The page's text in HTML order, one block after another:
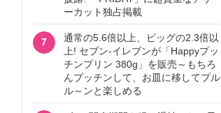
ーカット独占掲載
7
通常の5.6倍以上、ビッグの2.3倍以
上! セブン‐イレブンが「Happyプッ
チンプリン 380g」を販売～もちろ
んプッチンして、お皿に移してプル
ル～ンと楽しめる